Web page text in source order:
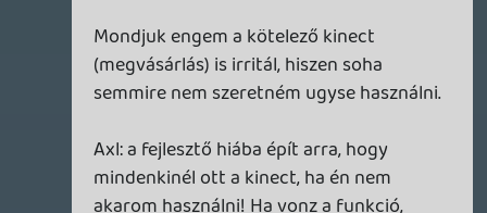
nem veszik el a felhasználóktól, máris zok
szó nélkül a teljes figyelem elkerülésével
be is tudták vezetni a fizetős multit. Óriási
ez a két cég. Kegyetlenek...
axl 2013.06.22 11:31:37
Warhawk 2013.06.22 11:42:11 #0a3lt